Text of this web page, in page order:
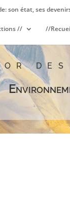
son état, ses
// //